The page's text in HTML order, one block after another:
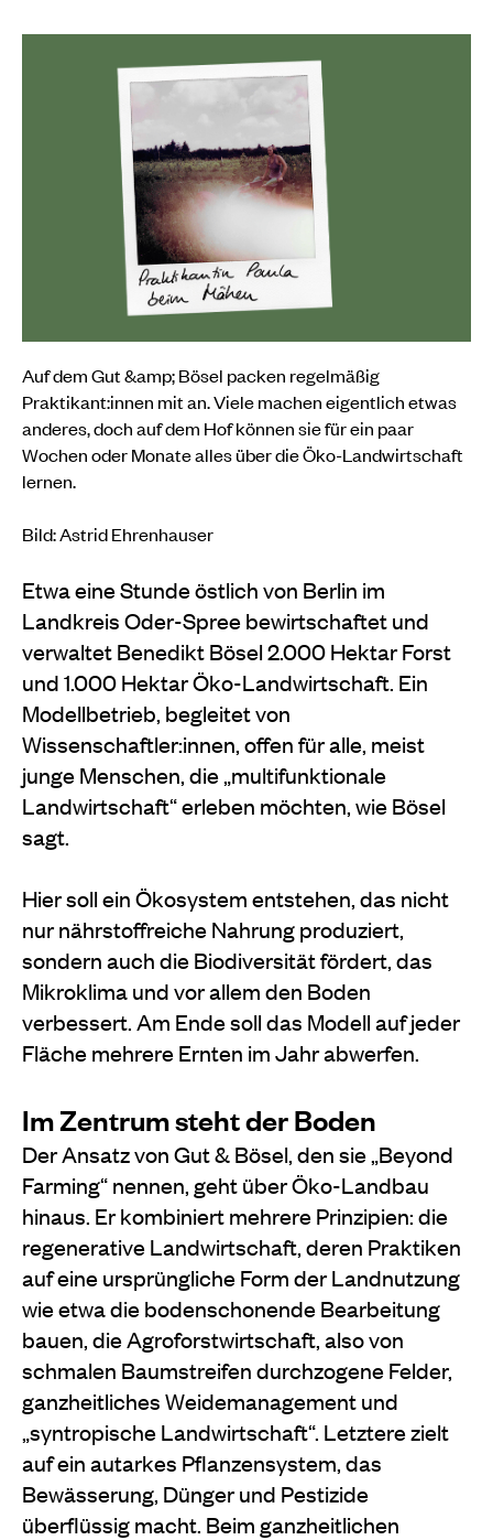
Auf dem Gut &amp; Bösel packen regelmäßig
Praktikant:innen mit an. Viele machen eigentlich etwas
anderes, doch auf dem Hof können sie für ein paar
Wochen oder Monate alles über die Öko-Landwirtschaft
lernen.
Bild: Astrid Ehrenhauser
Etwa eine Stunde östlich von Berlin im
Landkreis Oder-Spree bewirtschaftet und
verwaltet Benedikt Bösel 2.000 Hektar Forst
und 1.000 Hektar Öko-Landwirtschaft. Ein
Modellbetrieb, begleitet von
Wissenschaftler:innen, offenfür alle, meist
junge Menschen, die „multifunktionale
Landwirtschaft“ erleben möchten, wie Bösel
sagt.
Hier soll ein Ökosystem entstehen, das nicht
nur nährstoffreiche Nahrung produziert,
sondern auch die Biodiversität fördert, das
Mikroklima und vor allem den Boden
verbessert. Am Ende soll das Modell auf jeder
Fläche mehrere Ernten im Jahr abwerfen.
Im Zentrum steht der Boden
Der Ansatz von Gut & Bösel, den sie „Beyond
Farming“ nennen, geht über Öko-Landbau
hinaus. Er kombiniert mehrere Prinzipien: die
regenerative Landwirtschaft, deren Praktiken
auf eine ursprüngliche Form der Landnutzung
wie etwa die bodenschonende Bearbeitung
bauen, die Agroforstwirtschaft, also von
schmalen Baumstreifen durchzogene Felder,
ganzheitliches Weidemanagement und
„syntropische Landwirtschaft“. Letztere zielt
auf ein autarkes Pflanzensystem, das
Bewässerung, Dünger und Pestizide
überflüssig macht. Beim ganzheitlichen